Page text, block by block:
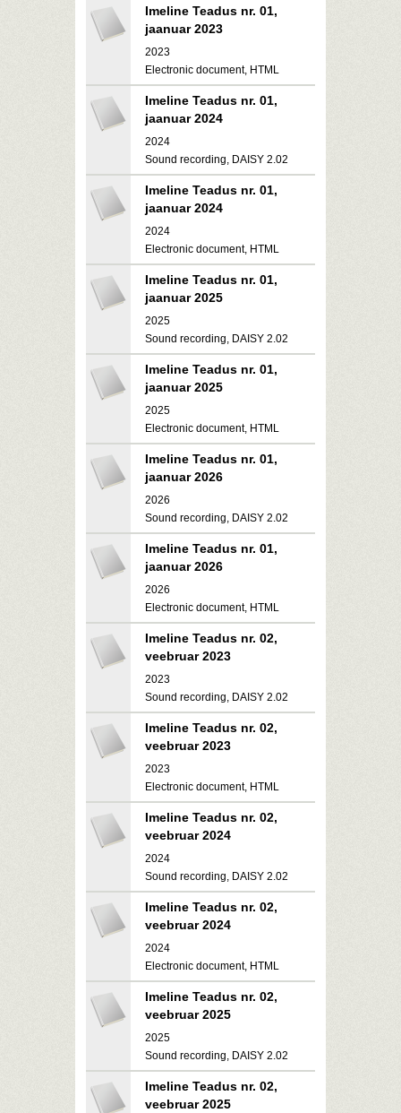
Imeline Teadus nr. 01,
jaanuar 2023
2023
Electronic document, HTML
Imeline Teadus nr. 01,
jaanuar 2024
2024
Sound recording, DAISY 2.02
Imeline Teadus nr. 01,
jaanuar 2024
2024
Electronic document, HTML
Imeline Teadus nr. 01,
jaanuar 2025
2025
Sound recording, DAISY 2.02
Imeline Teadus nr. 01,
jaanuar 2025
2025
Electronic document, HTML
Imeline Teadus nr. 01,
jaanuar 2026
2026
Sound recording, DAISY 2.02
Imeline Teadus nr. 01,
jaanuar 2026
2026
Electronic document, HTML
Imeline Teadus nr. 02,
veebruar 2023
2023
Sound recording, DAISY 2.02
Imeline Teadus nr. 02,
veebruar 2023
2023
Electronic document, HTML
Imeline Teadus nr. 02,
veebruar 2024
2024
Sound recording, DAISY 2.02
Imeline Teadus nr. 02,
veebruar 2024
2024
Electronic document, HTML
Imeline Teadus nr. 02,
veebruar 2025
2025
Sound recording, DAISY 2.02
Imeline Teadus nr. 02,
veebruar 2025